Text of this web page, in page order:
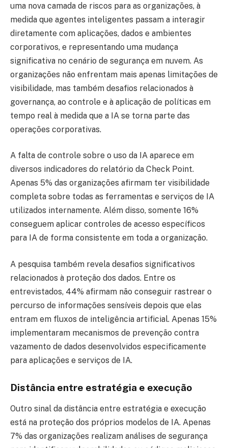
uma nova camada de riscos para as organizações, à
medida que agentes inteligentes passam a interagir
diretamente com aplicações, dados e ambientes
corporativos, e representando uma mudança
significativa no cenário de segurança em nuvem. As
organizações não enfrentam mais apenas limitações de
visibilidade, mas também desafios relacionados à
governança, ao controle e à aplicação de políticas em
tempo real à medida que a IA se torna parte das
operações corporativas.
A falta de controle sobre o uso da IA aparece em
diversos indicadores do relatório da Check Point.
Apenas 5% das organizações afirmam ter visibilidade
completa sobre todas as ferramentas e serviços de IA
utilizados internamente. Além disso, somente 16%
conseguem aplicar controles de acesso específicos
para IA de forma consistente em toda a organização.
A pesquisa também revela desafios significativos
relacionados à proteção dos dados. Entre os
entrevistados, 44% afirmam não conseguir rastrear o
percurso de informações sensíveis depois que elas
entram em fluxos de inteligência artificial. Apenas 15%
implementaram mecanismos de prevenção contra
vazamento de dados desenvolvidos especificamente
para aplicações e serviços de IA.
Distância entre estratégia e execução
Outro sinal da distância entre estratégia e execução
está na proteção dos próprios modelos de IA. Apenas
7% das organizações realizam análises de segurança